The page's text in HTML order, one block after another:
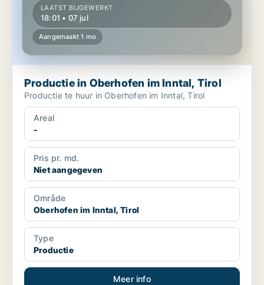
LAATST BIJGEWERKT
18:01 • 07 jul
Aangemaakt 1 mo
Productie in Oberhofen im Inntal, Tirol
Productie te huur in Oberhofen im Inntal, Tirol
Areal
-
Pris pr. md.
Niet aangegeven
Område
Oberhofen im Inntal, Tirol
Type
Productie
Meer info